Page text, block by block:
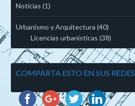
Noticias (1)
Urbanismo y Arquitectura (40)
Licencias urbanísticas (38)
COMPARTA ESTO EN SUS REDES